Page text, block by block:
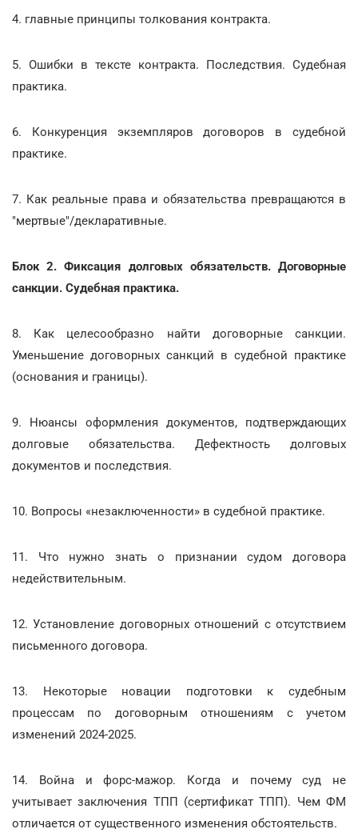
4. главные принципы толкования контракта.
5. Ошибки в тексте контракта. Последствия. Судебная
практика.
6. Конкуренция экземпляров договоров в судебной
практике.
7. Как реальные права и обязательства превращаются в
"мертвые"/декларативные.
Блок 2. Фиксация долговых обязательств. Договорные
санкции. Судебная практика.
8. Как целесообразно найти договорные санкции.
Уменьшение договорных санкций в судебной практике
(основания и границы).
9. Нюансы оформления документов, подтверждающих
долговые обязательства. Дефектность долговых
документов и последствия.
10. Вопросы «незаключенности» в судебной практике.
11. Что нужно знать о признании судом договора
недействительным.
12. Установление договорных отношений с отсутствием
письменного договора.
13. Некоторые новации подготовки к судебным
процессам по договорным отношениям с учетом
изменений 2024-2025.
14. Война и форс-мажор. Когда и почему суд не
учитывает заключения ТПП (сертификат ТПП). Чем ФМ
отличается от существенного изменения обстоятельств.